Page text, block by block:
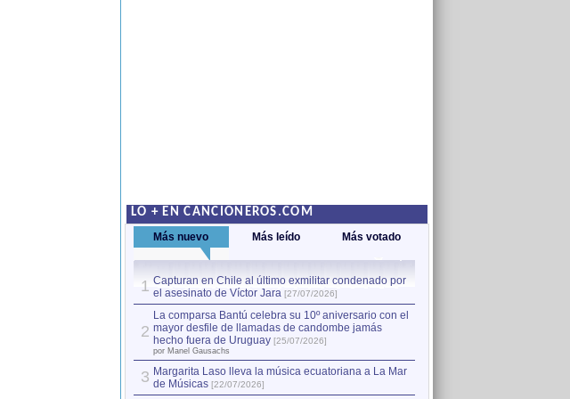
LO + EN CANCIONEROS.COM
Más nuevo Más leído Más votado
1 Capturan en Chile al último exmilitar condenado por
el asesinato de Víctor Jara [27/07/2026]
2
La comparsa Bantú celebra su 10º aniversario con el
mayor desfile de llamadas de candombe jamás
hecho fuera de Uruguay [25/07/2026]
por Manel Gausachs
3 Margarita Laso lleva la música ecuatoriana a La Mar
de Músicas [22/07/2026]